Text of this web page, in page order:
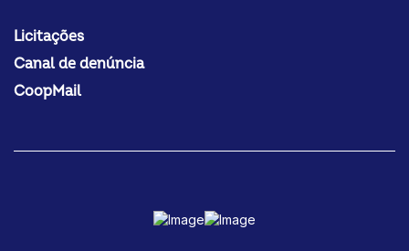
Licitações
Canal de denúncia
CoopMail